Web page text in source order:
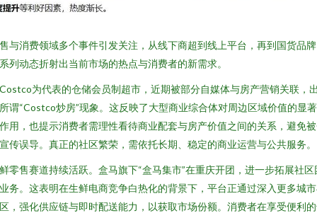
与消费领域多个事件引发关注，从线下商超到线上平台，再到国货品
列动态折射出当前市场的热点与消费者的新需求。
为代表的仓储会员制超市，近期被部分自媒体与房产营销关联，
谓“Costco炒房”现象。这反映了大型商业综合体对周边区域价值的显
用，也提示消费者需理性看待商业配套与房产价值之间的关系，避免
传误导。真正的社区繁荣，需依托长期、稳定的商业运营与公共服务。
零售赛道持续活跃。盒马旗下“盒马集市”在重庆开团，进一步拓展社区
务。这表明在生鲜电商竞争白热化的背景下，平台正通过深入更多城
，强化供应链与即时配送能力，以获取市场份额。消费者在享受便利